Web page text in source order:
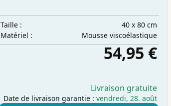
Taille :
40 x 80 cm
Matériel :
Mousse viscoélastique
54,95 €
Livraison gratuite
Date de livraison garantie : vendredi, 28. août